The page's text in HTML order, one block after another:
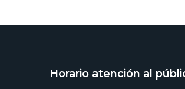
Horario atención al